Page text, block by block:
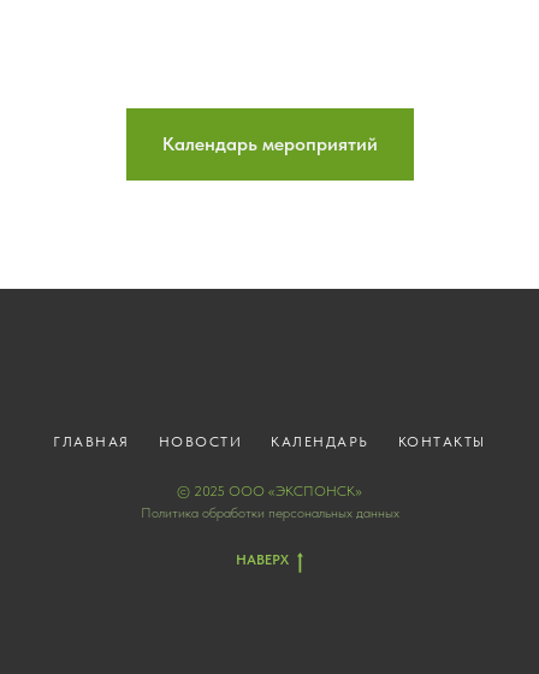
Календарь мероприятий
ГЛАВНАЯ НОВОСТИ КАЛЕНДАРЬ КОНТАКТЫ
© 2025 ООО «ЭКСПОНСК»
Политика обработки персональных данных
НАВЕРХ